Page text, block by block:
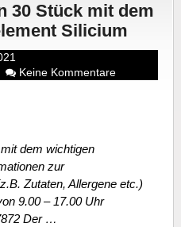
30 Stück mit dem
Silicium
Keine Kommentare
dem wichtigen
zur
Zutaten, Allergene etc.)
9.00 – 17.00 Uhr
Der …